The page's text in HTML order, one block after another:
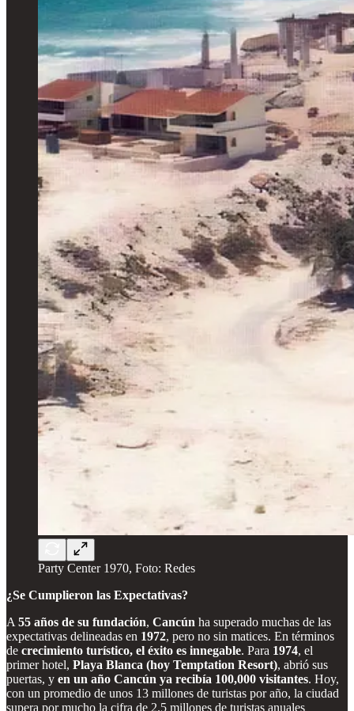
Party Center 1970, Foto: Redes
¿Se Cumplieron las Expectativas?
A 55 años de su fundación, Cancún ha superado muchas de las
expectativas delineadas en 1972, pero no sin matices. En términos
de crecimiento turístico, el éxito es innegable. Para 1974, el
primer hotel, Playa Blanca (hoy Temptation Resort), abrió sus
puertas, y en un año Cancún ya recibía 100,000 visitantes. Hoy,
con un promedio de unos 13 millones de turistas por año, la ciudad
supera por mucho la cifra de 2.5 millones de turistas anuales